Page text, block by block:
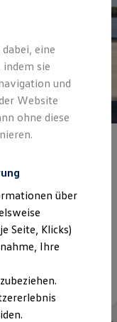
| 0,00 €
eine
sie
und
Website
ohne diese
über
Seite, Klicks)
Ihre